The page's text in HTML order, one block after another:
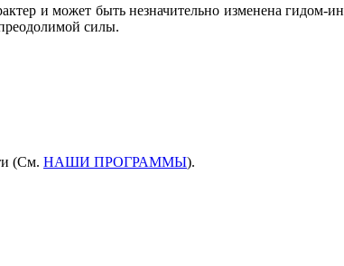
и может быть незначительно изменена гидом-
силы.
(См. НАШИ ПРОГРАММЫ).